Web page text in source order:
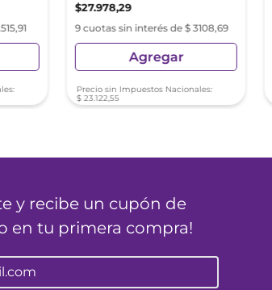
$27.978,29
9 cuotas sin interés de $ 3108,69
Agregar
Precio sin Impuestos Nacionales:
$ 23.122,55
y recibe un cupón de
en tu primera compra!